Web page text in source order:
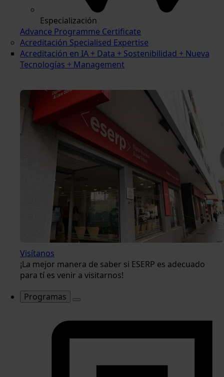
Especialización
Advance Programme Certificate
Acreditación Specialised Expertise
Acreditación en IA + Data + Sostenibilidad + Nueva
Tecnologías + Management
Visítanos
¡La mejor manera de saber si ESERP es adecuado
para tí es venir a visitarnos!
Programas